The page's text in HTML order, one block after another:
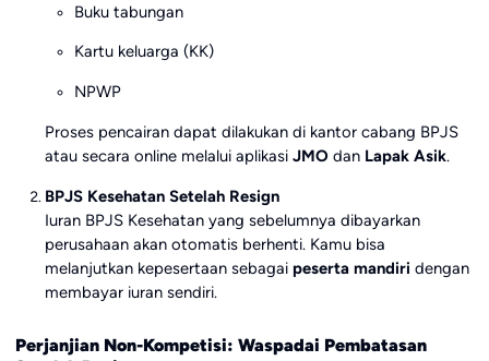
Buku tabungan
Kartu keluarga (KK)
NPWP
Proses pencairan dapat dilakukan di kantor cabang BPJS
atau secara online melalui aplikasi JMO dan Lapak Asik.
BPJS Kesehatan Setelah Resign
Iuran BPJS Kesehatan yang sebelumnya dibayarkan
perusahaan akan otomatis berhenti. Kamu bisa
melanjutkan kepesertaan sebagai peserta mandiri dengan
membayar iuran sendiri.
Perjanjian Non-Kompetisi: Waspadai Pembatasan